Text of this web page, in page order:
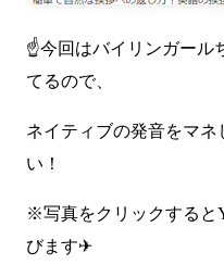
☝今回はバイリンガール
てるので、
ネイティブの発音をマネ
い！
※写真をクリックすると
びます✈